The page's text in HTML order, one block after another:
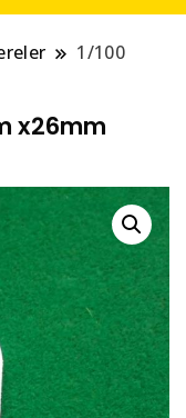
1/100
x26mm